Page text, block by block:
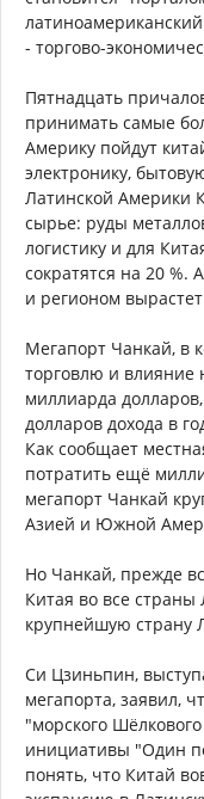
- торгово-
Пятнадцать
принимать самые
Америку пойдут
электронику,
Латинской Америки
сырье: руды
логистику и для
сократятся на 20
и регионом
Мегапорт Чанкай, в
торговлю и влияние
миллиарда
долларов дохода в
Как сообщает
потратить ещё
мегапорт Чанкай
Азией и Южной
Но Чанкай, прежде
Китая во все
крупнейшую страну
Си Цзиньпин,
мегапорта, заявил,
"морского
инициативы "Один
понять, что Китай